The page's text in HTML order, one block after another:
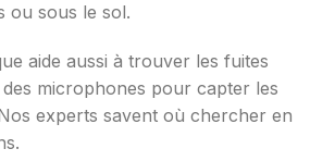
ou sous le sol.
aide aussi à trouver les fuites
des microphones pour capter les
experts savent où chercher en